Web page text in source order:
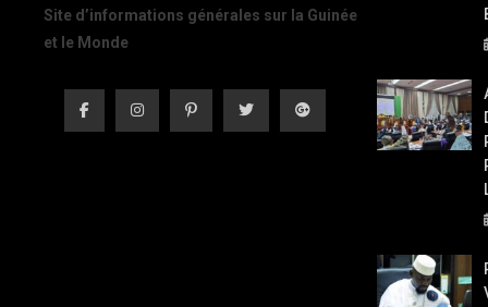
Site d’informations générales sur la Guinée
et le Monde